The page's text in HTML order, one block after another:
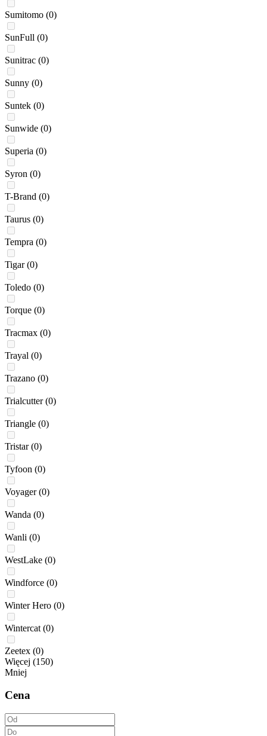
Sumitomo (0)
SunFull (0)
Sunitrac (0)
Sunny (0)
Suntek (0)
Sunwide (0)
Superia (0)
Syron (0)
T-Brand (0)
Taurus (0)
Tempra (0)
Tigar (0)
Toledo (0)
Torque (0)
Tracmax (0)
Trayal (0)
Trazano (0)
Trialcutter (0)
Triangle (0)
Tristar (0)
Tyfoon (0)
Voyager (0)
Wanda (0)
Wanli (0)
WestLake (0)
Windforce (0)
Winter Hero (0)
Wintercat (0)
Zeetex (0)
Więcej (150)
Mniej
Cena